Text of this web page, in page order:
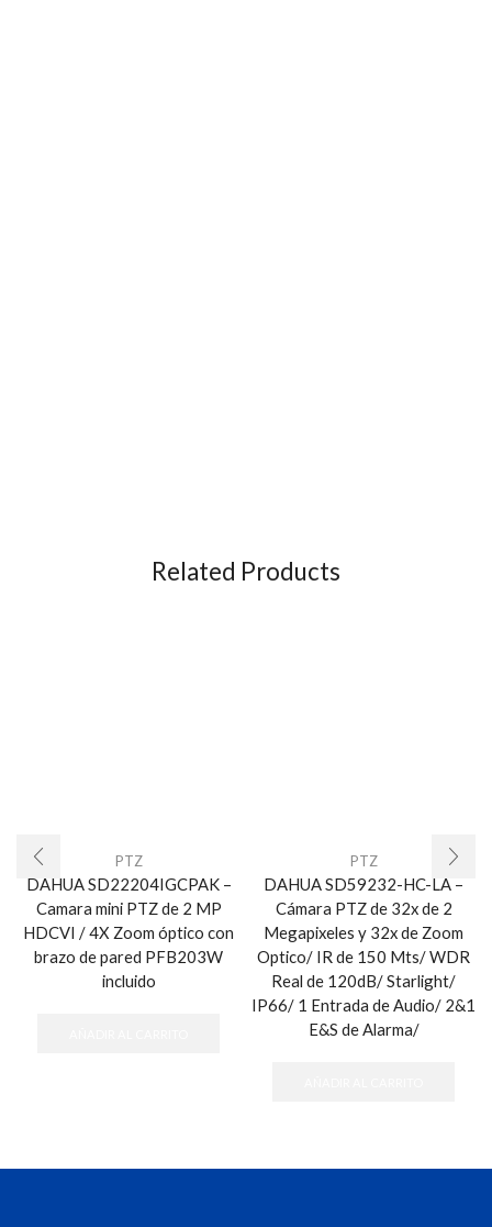
Related Products
PTZ
DAHUA SD22204IGCPAK –
Camara mini PTZ de 2 MP
HDCVI / 4X Zoom óptico con
brazo de pared PFB203W
incluido
PTZ
DAHUA SD59232-HC-LA –
Cámara PTZ de 32x de 2
Megapixeles y 32x de Zoom
Optico/ IR de 150 Mts/ WDR
Real de 120dB/ Starlight/
IP66/ 1 Entrada de Audio/ 2&1
E&S de Alarma/